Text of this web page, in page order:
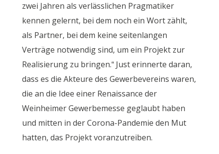
zwei Jahren als verlässlichen Pragmatiker
kennen gelernt, bei dem noch ein Wort zählt,
als Partner, bei dem keine seitenlangen
Verträge notwendig sind, um ein Projekt zur
Realisierung zu bringen.“ Just erinnerte daran,
dass es die Akteure des Gewerbevereins waren,
die an die Idee einer Renaissance der
Weinheimer Gewerbemesse geglaubt haben
und mitten in der Corona-Pandemie den Mut
hatten, das Projekt voranzutreiben.